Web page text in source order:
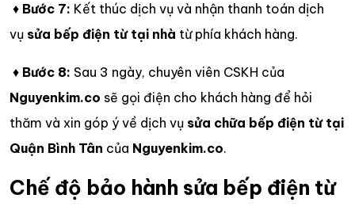
♦ Bước 7: Kết thúc dịch vụ và nhận thanh toán dịch
vụ sửa bếp điện từ tại nhà từ phía khách hàng.
♦ Bước 8: Sau 3 ngày, chuyên viên CSKH của
Nguyenkim.co sẽ gọi điện cho khách hàng để hỏi
thăm và xin góp ý về dịch vụ sửa chữa bếp điện từ tại
Quận Bình Tân của Nguyenkim.co.
Chế độ bảo hành sửa bếp điện từ